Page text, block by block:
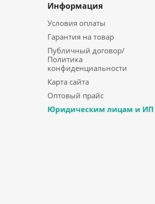
Информация
Условия оплаты
Гарантия на товар
Публичный договор/
Политика
конфиденциальности
Карта сайта
Оптовый прайс
Юридическим лицам и ИП